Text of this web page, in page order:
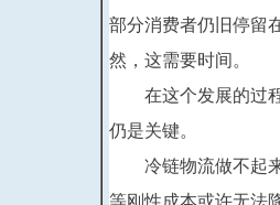
部分消费者仍旧停留
然，这需要时间。
在这个发展的过程
仍是关键。
冷链物流做不起来
等刚性成本或许无法